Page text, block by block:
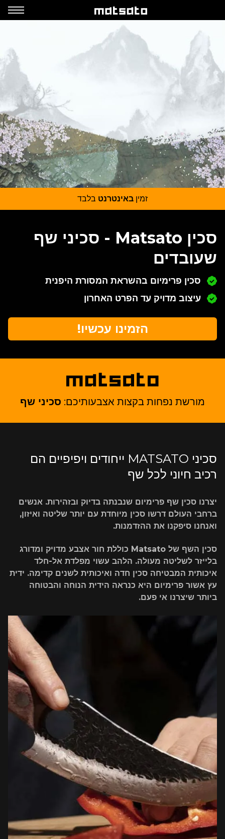
זמין באינטרנט בלבד
סכין Matsato - סכיני שף
שעובדים
סכין פרימיום בהשראת המסורת היפנית
עיצוב מדויק עד הפרט האחרון
הזמינו עכשיו!
מורשת נפחות בקצות אצבעותיכם: סכיני שף
סכיני MATSATO ייחודים ויפיפיים הם
רכיב חיוני לכל שף
יצרנו סכין שף פרימיום שנבנתה בדיוק ובזהירות. אנשים
ברחבי העולם דרשו סכין מיוחדת עם יותר שליטה ואיזון,
ואנחנו סיפקנו את ההזדמנות.
סכין השף של Matsato כוללת חור אצבע מדויק ומדורג
בלייזר לשליטה מעולה. הלהב עשוי מפלדת אל-חלד
איכותית המבטיחה סכין חדה ואיכותית לשנים קדימה. ידית
עץ אשור פרימיום היא כנראה הידית הנוחה והבטוחה
ביותר שיצרנו אי פעם.